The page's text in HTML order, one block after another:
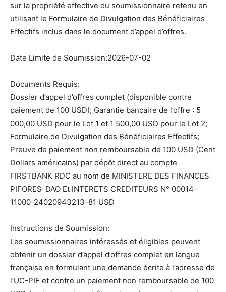
sur la propriété effective du soumissionnaire retenu en
utilisant le Formulaire de Divulgation des Bénéficiaires
Effectifs inclus dans le document d’appel d’offres.
Date Limite de Soumission:2026-07-02
Documents Requis:
Dossier d’appel d’offres complet (disponible contre
paiement de 100 USD); Garantie bancaire de l’offre : 5
000,00 USD pour le Lot 1 et 1 500,00 USD pour le Lot 2;
Formulaire de Divulgation des Bénéficiaires Effectifs;
Preuve de paiement non remboursable de 100 USD (Cent
Dollars américains) par dépôt direct au compte
FIRSTBANK RDC au nom de MINISTERE DES FINANCES
PIFORES-DAO Et INTERETS CREDITEURS N° 00014-
11000-24020943213-81 USD
Instructions de Soumission:
Les soumissionnaires intéressés et éligibles peuvent
obtenir un dossier d’appel d’offres complet en langue
française en formulant une demande écrite à l’adresse de
l’UC-PIF et contre un paiement non remboursable de 100